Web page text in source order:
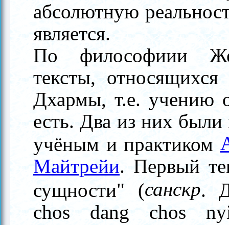
абсолютную
является.
По философиии
тексты,
Дхармы, т.е. учению
есть. Два из них
учёным и практиком
Майтрейи. Первый
сущности" (санскр.
chos dang chos